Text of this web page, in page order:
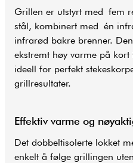
Grillen er utstyrt med fem
stål, kombinert med én
infrarød bakre brenner.
ekstremt høy varme på
ideell for perfekt
grillresultater.
Effektiv varme og
Det dobbeltisolerte lokket
enkelt å følge grillingen